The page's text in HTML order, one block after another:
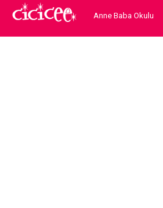
Anne Baba Okulu